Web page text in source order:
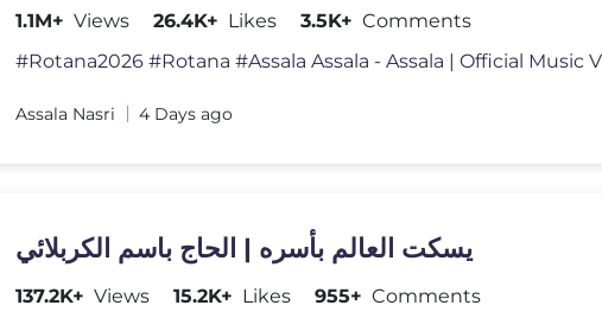
1.1M+ Views 26.4K+ Likes 3.5K+ Comments
Assala Nasri 4 Days ago
یسکت العالم بأسره | الحاج باسم الكربلائي
137.2K+ Views 15.2K+ Likes 955+ Comments